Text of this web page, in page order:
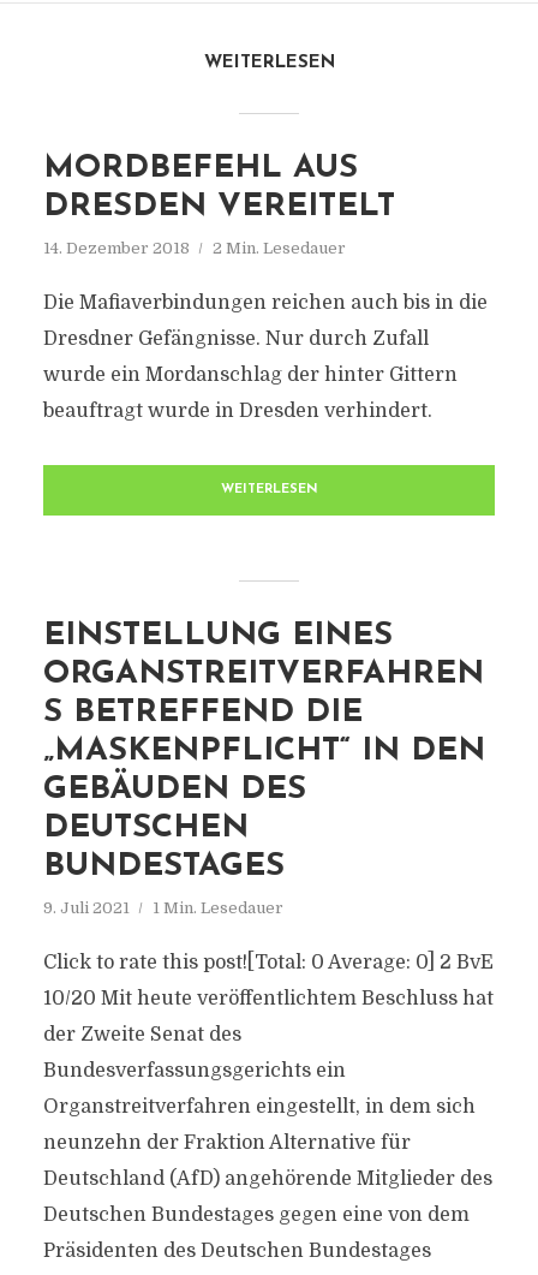
WEITERLESEN
MORDBEFEHL AUS
DRESDEN VEREITELT
14. Dezember 2018 2 Min. Lesedauer
Die Mafiaverbindungen reichen auch bis in die
Dresdner Gefängnisse. Nur durch Zufall
wurde ein Mordanschlag der hinter Gittern
beauftragt wurde in Dresden verhindert.
WEITERLESEN
EINSTELLUNG EINES
ORGANSTREITVERFAHREN
S BETREFFEND DIE
„MASKENPFLICHT“ IN DEN
GEBÄUDEN DES
DEUTSCHEN
BUNDESTAGES
9. Juli 2021 1 Min. Lesedauer
Click to rate this post![Total: 0 Average: 0] 2 BvE
10/20 Mit heute veröffentlichtem Beschluss hat
der Zweite Senat des
Bundesverfassungsgerichts ein
Organstreitverfahren eingestellt, in dem sich
neunzehn der Fraktion Alternative für
Deutschland (AfD) angehörende Mitglieder des
Deutschen Bundestages gegen eine von dem
Präsidenten des Deutschen Bundestages